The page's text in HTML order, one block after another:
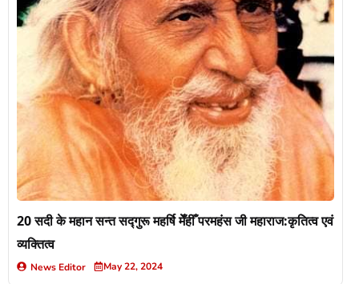
20 सदी के महान सन्त सद्गुरू महर्षि मेँहीँ परमहंस जी महाराज:कृतित्व एवं
व्यक्तित्व
News Editor May 22, 2024